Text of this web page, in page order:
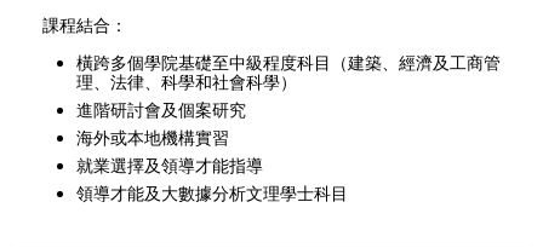
課程結合：
橫跨多個學院基礎至中級程度科目（建築、經濟及工商管
理、法律、科學和社會科學）
進階研討會及個案研究
海外或本地機構實習
就業選擇及領導才能指導
領導才能及大數據分析文理學士科目